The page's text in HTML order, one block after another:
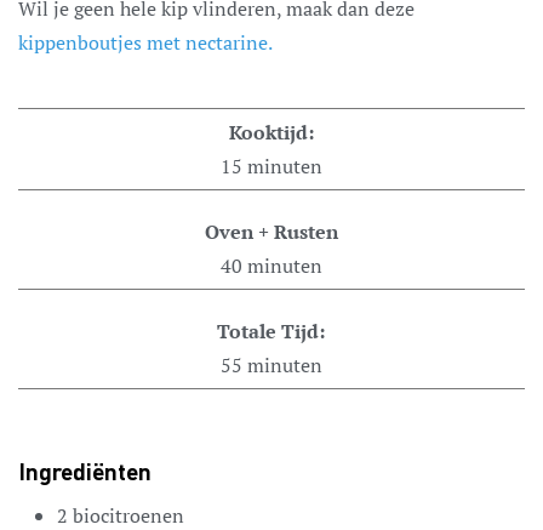
Wil je geen hele kip vlinderen, maak dan deze
kippenboutjes met nectarine.
Kooktijd:
15 minuten
Oven + Rusten
40 minuten
Totale Tijd:
55 minuten
Ingrediënten
2 biocitroenen